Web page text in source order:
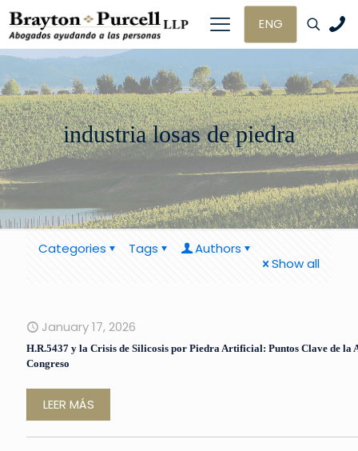
ENG
industria losas de piedra
Categories Tags
Authors
Show all
January 17, 2026
H.R.5437 y la Crisis de Silicosis por Piedra Artificial: Puntos Clave de la
Congreso
LEER MÁS